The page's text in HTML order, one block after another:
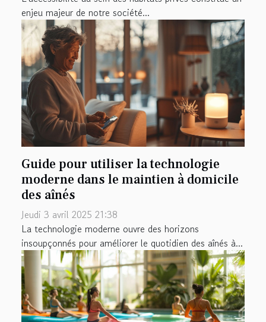
enjeu majeur de notre société...
Guide pour utiliser la technologie
moderne dans le maintien à domicile
des aînés
Jeudi 3 avril 2025 21:38
La technologie moderne ouvre des horizons
insoupçonnés pour améliorer le quotidien des aînés à...